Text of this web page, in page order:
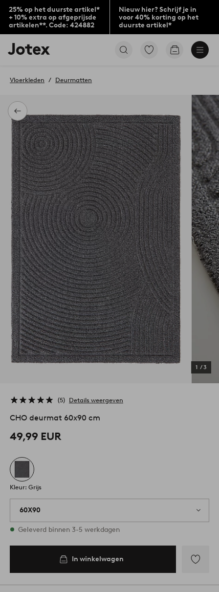
25% op het duurste artikel*
+ 10% extra op afgeprijsde
artikelen**. Code: 424882
Nieuw hier? Schrijf je in
voor 40% korting op het
duurste artikel*
Jotex
logo
to
home
page
Ga
Go
Terug
Vloerkleden Deurmatten
1 /3
5 Details weergeven
CHO deurmat 60x90 cm
49,99 EUR
Kleur: Grijs
60X90
Op voorraad
Geleverd binnen 3-5 werkdagen
In winkelwagen
aan